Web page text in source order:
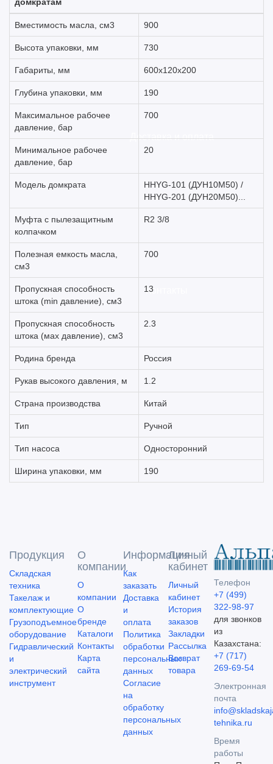
Доставка и оплата
Контакты
Вместимость масла, см3 900
Высота упаковки, мм 730
Габариты, мм 600х120х200
Глубина упаковки, мм 190
Максимальное рабочее
давление, бар
700
Минимальное рабочее
давление, бар
20
Модель домкрата
HHYG-101 (ДУН10М50) /
HHYG-201 (ДУН20М50)...
Муфта с пылезащитным
колпачком
R2 3/8
Полезная емкость масла,
см3
700
Пропускная способность
штока (min давление), см3
13
Пропускная способность
штока (мах давление), см3
2.3
Родина бренда Россия
Рукав высокого давления, м 1.2
Страна производства Китай
Тип Ручной
Тип насоса Односторонний
Ширина упаковки, мм 190
Продукция
Складская
техника
Такелаж и
комплектующие
Грузоподъемное
оборудование
Гидравлический
и
электрический
инструмент
О
компании
О
компании
О
бренде
Каталоги
Контакты
Карта
сайта
Информация
Как
заказать
Доставка
и
оплата
Политика
обработки
персональных
данных
Согласие
на
обработку
персональных
данных
Личный
кабинет
Личный
кабинет
История
заказов
Закладки
Рассылка
Возврат
товара
Телефон
+7 (499)
322-98-97
для звонков
из
Казахстана:
+7 (717)
269-69-54
Электронная
почта
tehnika.ru
Время
работы